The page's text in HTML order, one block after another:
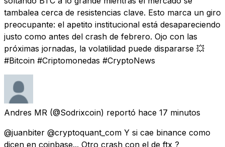
tambalea cerca de resistencias clave. Esto marca un giro
preocupante: el apetito institucional está desapareciendo
justo como antes del crash de febrero. Ojo con las
próximas jornadas, la volatilidad puede dispararse 💥
#Bitcoin #Criptomonedas #CryptoNews
Andres MR (@Sodrixcoin) reportó hace 17 minutos
@juanbiter @cryptoquant_com Y si cae binance como
dicen en coinbase... Otro crash con el de ftx ?